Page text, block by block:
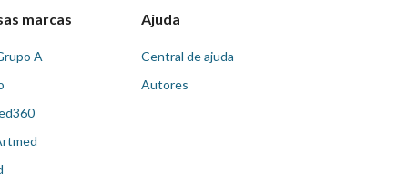
marcas
A
Ajuda
Central de ajuda
Autores